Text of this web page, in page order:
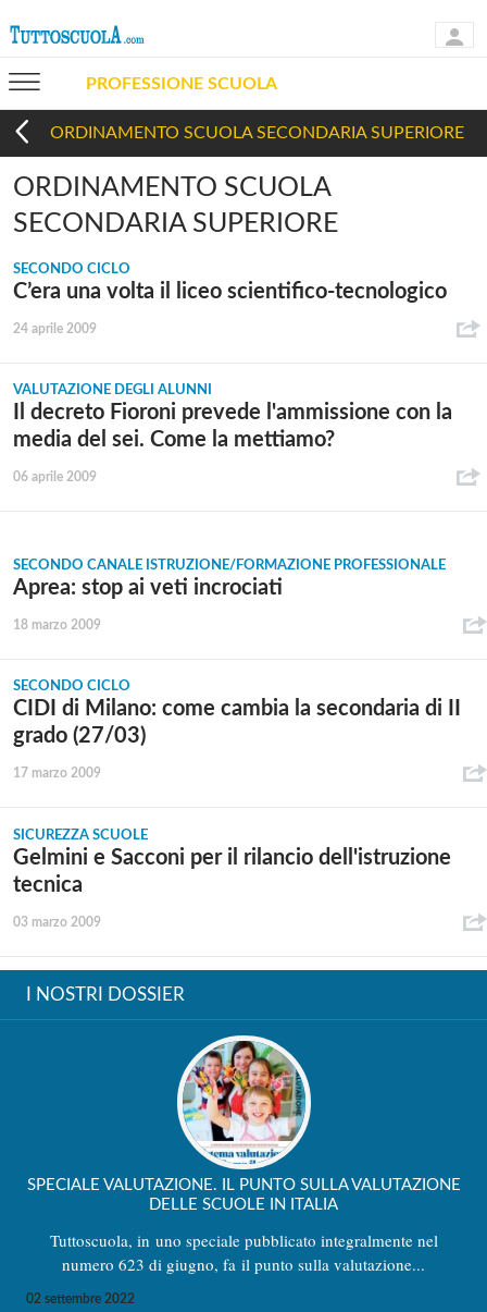
PROFESSIONE SCUOLA
ORDINAMENTO SCUOLA SECONDARIA SUPERIORE
ORDINAMENTO SCUOLA
SECONDARIA SUPERIORE
SECONDO CICLO
C’era una volta il liceo scientifico-tecnologico
24 aprile 2009
VALUTAZIONE DEGLI ALUNNI
Il decreto Fioroni prevede l'ammissione con la
media del sei. Come la mettiamo?
06 aprile 2009
SECONDO CANALE ISTRUZIONE/FORMAZIONE PROFESSIONALE
Aprea: stop ai veti incrociati
18 marzo 2009
SECONDO CICLO
CIDI di Milano: come cambia la secondaria di II
grado (27/03)
17 marzo 2009
SICUREZZA SCUOLE
Gelmini e Sacconi per il rilancio dell'istruzione
tecnica
03 marzo 2009
I NOSTRI DOSSIER
SPECIALE VALUTAZIONE. IL PUNTO SULLA VALUTAZIONE
DELLE SCUOLE IN ITALIA
Tuttoscuola, in uno speciale pubblicato integralmente nel
numero 623 di giugno, fa il punto sulla valutazione...
02 settembre 2022